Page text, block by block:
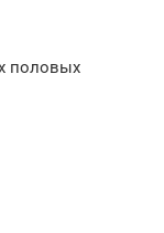
половых